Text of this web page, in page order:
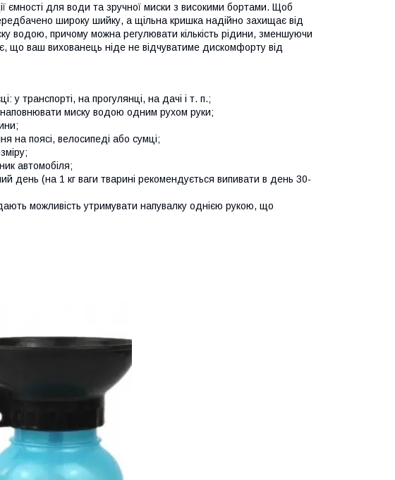
ємності для води та зручної миски з високими бортами. Щоб
широку шийку, а щільна кришка надійно захищає від
водою, причому можна регулювати кількість рідини, зменшуючи
що ваш вихованець ніде не відчуватиме дискомфорту від
у транспорті, на прогулянці, на дачі і т. п.;
миску водою одним рухом руки;
на поясі, велосипеді або сумці;
автомобіля;
день (на 1 кг ваги тварині рекомендується випивати в день 30-
можливість утримувати напувалку однією рукою, що